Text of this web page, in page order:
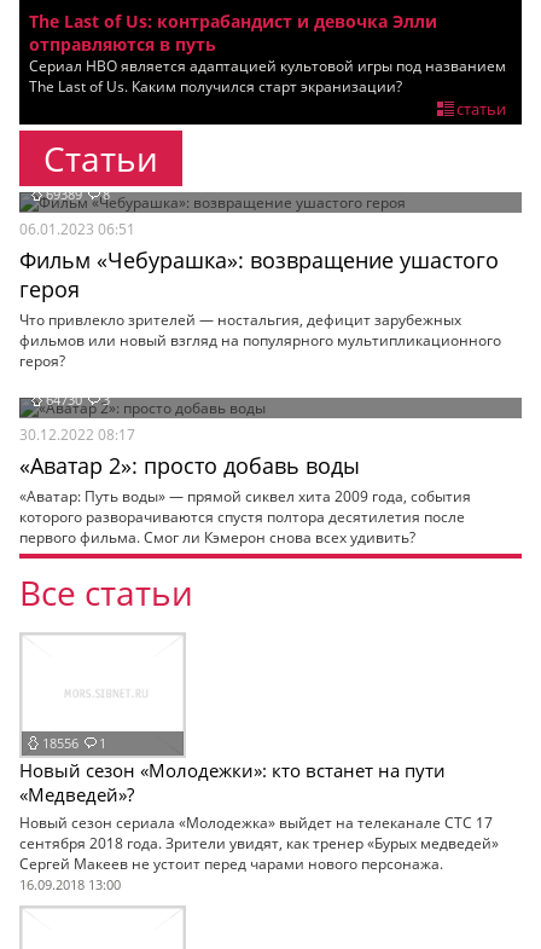
Мои материалы
Мои места
Моя личная афиша
Перечитать
The Last of Us: контрабандист и девочка Элли
отправляются в путь
Сериал HBO является адаптацией культовой игры под названием
The Last of Us. Каким получился старт экранизации?
статьи
Статьи
69389 8
06.01.2023 06:51
Фильм «Чебурашка»: возвращение ушастого
героя
Что привлекло зрителей — ностальгия, дефицит зарубежных
фильмов или новый взгляд на популярного мультипликационного
героя?
64730 3
30.12.2022 08:17
«Аватар 2»: просто добавь воды
«Аватар: Путь воды» — прямой сиквел хита 2009 года, события
которого разворачиваются спустя полтора десятилетия после
первого фильма. Смог ли Кэмерон снова всех удивить?
Все статьи
18556 1
Новый сезон «Молодежки»: кто встанет на пути
«Медведей»?
Новый сезон сериала «Молодежка» выйдет на телеканале СТС 17
сентября 2018 года. Зрители увидят, как тренер «Бурых медведей»
Сергей Макеев не устоит перед чарами нового персонажа.
16.09.2018 13:00